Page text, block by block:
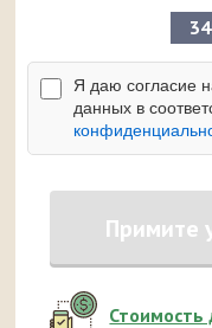
Я даю согласие
данных в
Примите
Стоимость